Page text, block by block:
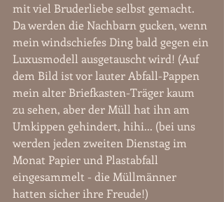
mit viel Bruderliebe selbst gemacht.
Da werden die Nachbarn gucken, wenn
mein windschiefes Ding bald gegen ein
Luxusmodell ausgetauscht wird! (Auf
dem Bild ist vor lauter Abfall-Pappen
mein alter Briefkasten-Träger kaum
zu sehen, aber der Müll hat ihn am
Umkippen gehindert, hihi... (bei uns
werden jeden zweiten Dienstag im
Monat Papier und Plastabfall
eingesammelt - die Müllmänner
hatten sicher ihre Freude!)